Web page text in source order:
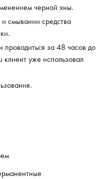
черной хны.
смывании средства
проводиться за 48 часов до
уже использовал